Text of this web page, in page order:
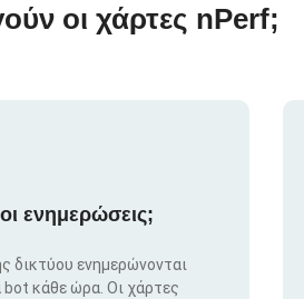
οι χάρτες nPerf;
ενημερώσεις;
δικτύου ενημερώνονται
κάθε ώρα. Οι χάρτες